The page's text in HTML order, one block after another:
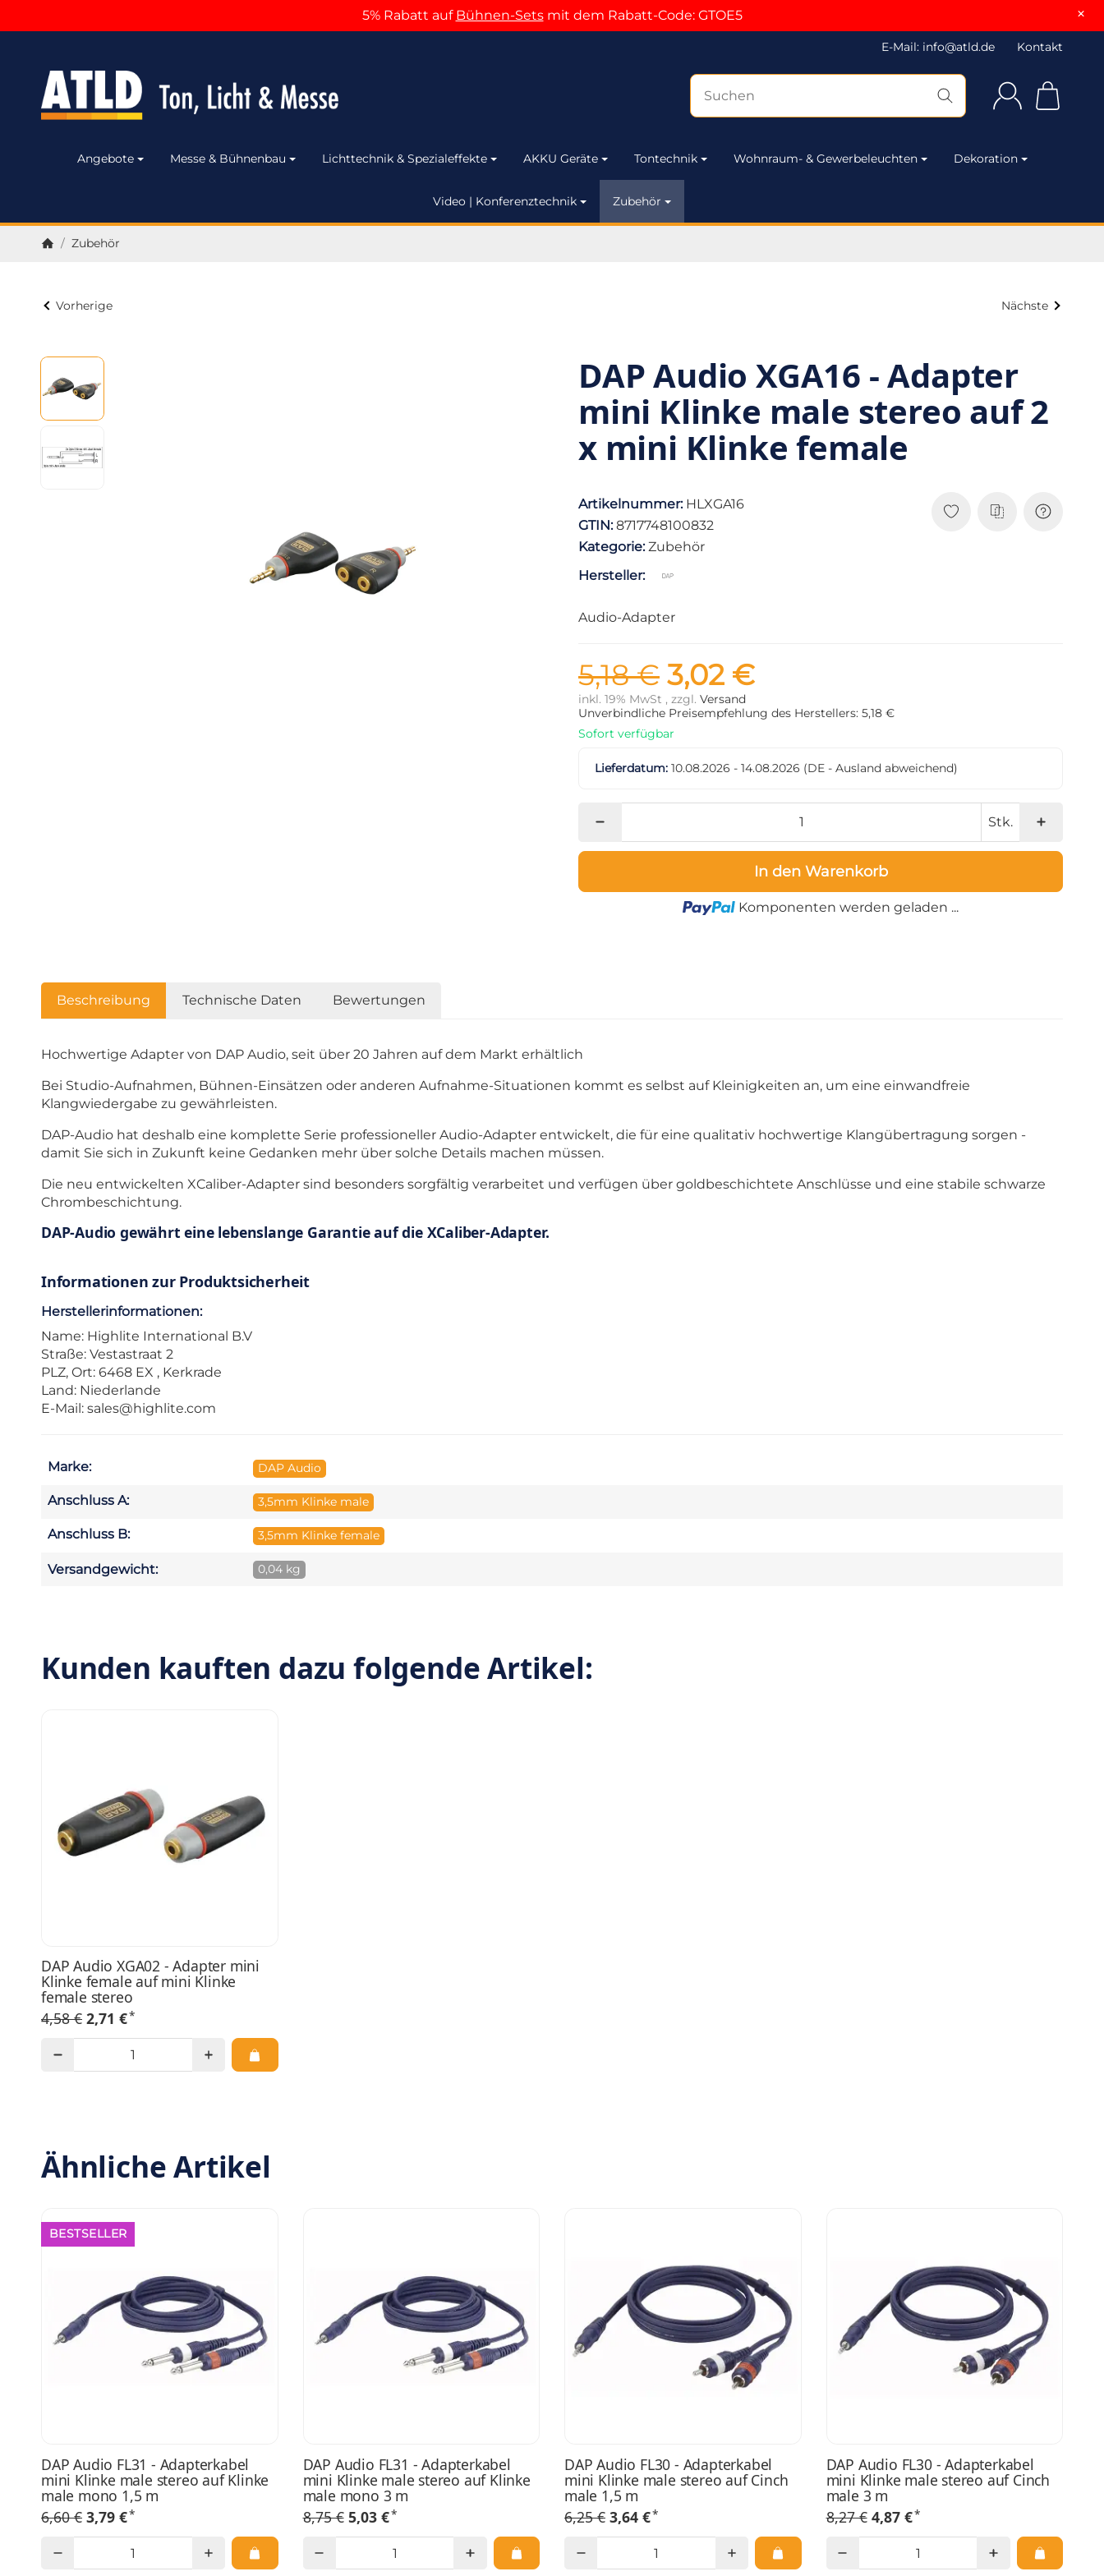
5% Rabatt auf Bühnen-Setsmit dem Rabatt-Code: GTOE5 ×
E-Mail: info@atld.de Kontakt
Angebote Messe & Bühnenbau Lichttechnik & Spezialeffekte AKKU Geräte Tontechnik Wohnraum- & Gewerbeleuchten Dekoration
Video | Konferenztechnik Zubehör
/ Zubehör
Vorherige Nächste
DAP Audio XGA16 - Adapter
mini Klinke male stereo auf 2
x mini Klinke female
Artikelnummer: HLXGA16
GTIN:8717748100832
Kategorie:Zubehör
Hersteller:
Audio-Adapter
5,18 € 3,02 €
inkl. 19% MwSt , zzgl. Versand
Unverbindliche Preisempfehlung des Herstellers: 5,18 €
Sofort verfügbar
Lieferdatum: 10.08.2026 - 14.08.2026 (DE - Ausland abweichend)
Stk.
In den Warenkorb
Loading...
Komponenten werden geladen ...
Beschreibung Technische Daten Bewertungen
Hochwertige Adapter von DAP Audio, seit über 20 Jahren auf dem Markt erhältlich
Bei Studio-Aufnahmen, Bühnen-Einsätzen oder anderen Aufnahme-Situationen kommt es selbst auf Kleinigkeiten an, um eine einwandfreie
Klangwiedergabe zu gewährleisten.
DAP-Audio hat deshalb eine komplette Serie professioneller Audio-Adapter entwickelt, die für eine qualitativ hochwertige Klangübertragung sorgen -
damit Sie sich in Zukunft keine Gedanken mehr über solche Details machen müssen.
Die neu entwickelten XCaliber-Adapter sind besonders sorgfältig verarbeitet und verfügen über goldbeschichtete Anschlüsse und eine stabile schwarze
Chrombeschichtung.
DAP-Audio gewährt eine lebenslange Garantie auf die XCaliber-Adapter.
Informationen zur Produktsicherheit
Herstellerinformationen:
Name: Highlite International B.V
Straße: Vestastraat 2
PLZ, Ort: 6468 EX , Kerkrade
Land: Niederlande
E-Mail: sales@highlite.com
Marke: DAP Audio
Anschluss A: 3,5mm Klinke male
Anschluss B: 3,5mm Klinke female
Versandgewicht: 0,04 kg
Kunden kauften dazu folgende Artikel:
DAP Audio XGA02 - Adapter mini
Klinke female auf mini Klinke
female stereo
4,58 € 2,71 €*
Ähnliche Artikel
BESTSELLER
DAP Audio FL31 - Adapterkabel
mini Klinke male stereo auf Klinke
male mono 1,5 m
6,60 € 3,79 €*
DAP Audio FL31 - Adapterkabel
mini Klinke male stereo auf Klinke
male mono 3 m
8,75 € 5,03 €*
DAP Audio FL30 - Adapterkabel
mini Klinke male stereo auf Cinch
male 1,5 m
6,25 € 3,64 €*
DAP Audio FL30 - Adapterkabel
mini Klinke male stereo auf Cinch
male 3 m
8,27 € 4,87 €*